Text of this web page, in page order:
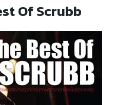
Of Scrubb